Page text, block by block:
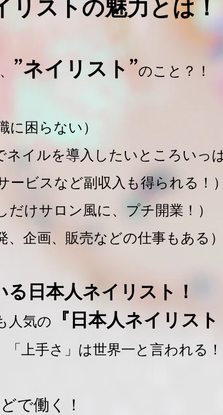
リストの魅力とは！
”ネイリスト”のこと？！
に困らない）
ネイルを導入したいところいっ
ービスなど副収入も得られる！
だけサロン風に、プチ開業！）
、企画、販売などの仕事もある
日本人ネイリスト！
人気の 『日本人ネイリス
上手さ」は世界一と言われる
で働く！